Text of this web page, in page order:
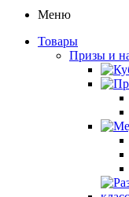
Меню
Товары
Призы и